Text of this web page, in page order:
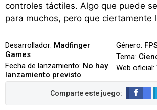
controles táctiles. Algo que puede
para muchos, pero que ciertamente
Desarrollador: Madfinger
Games
Fecha de lanzamiento: No hay
lanzamiento previsto
Género:
Tema:
Web oficial: